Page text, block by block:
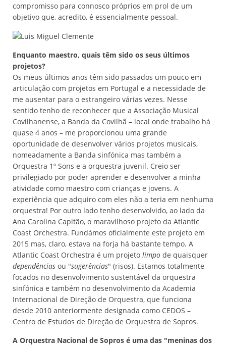
compromisso para connosco próprios em prol de um
objetivo que, acredito, é essencialmente pessoal.
Enquanto maestro, quais têm sido os seus últimos
projetos?
Os meus últimos anos têm sido passados um pouco em
articulação com projetos em Portugal e a necessidade de
me ausentar para o estrangeiro várias vezes. Nesse
sentido tenho de reconhecer que a Associação Musical
Covilhanense, a Banda da Covilhã – local onde trabalho há
quase 4 anos – me proporcionou uma grande
oportunidade de desenvolver vários projetos musicais,
nomeadamente a Banda sinfónica mas também a
Orquestra 1º Sons e a orquestra juvenil. Creio ser
privilegiado por poder aprender e desenvolver a minha
atividade como maestro com crianças e jovens. A
experiência que adquiro com eles não a teria em nenhuma
orquestra! Por outro lado tenho desenvolvido, ao lado da
Ana Carolina Capitão, o maravilhoso projeto da Atlantic
Coast Orchestra. Fundámos oficialmente este projeto em
2015 mas, claro, estava na forja há bastante tempo. A
Atlantic Coast Orchestra é um projeto limpo de quaisquer
dependências ou "sugerências" (risos). Estamos totalmente
focados no desenvolvimento sustentável da orquestra
sinfónica e também no desenvolvimento da Academia
Internacional de Direção de Orquestra, que funciona
desde 2010 anteriormente designada como CEDOS –
Centro de Estudos de Direção de Orquestra de Sopros.
A Orquestra Nacional de Sopros é uma das "meninas dos